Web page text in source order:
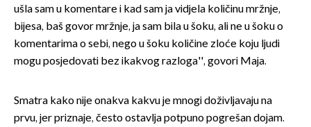
ušla sam u komentare i kad sam ja vidjela količinu mržnje,
bijesa, baš govor mržnje, ja sam bila u šoku, ali ne u šoku o
komentarima o sebi, nego u šoku količine zloće koju ljudi
mogu posjedovati bez ikakvog razloga'', govori Maja.
Smatra kako nije onakva kakvu je mnogi doživljavaju na
prvu, jer priznaje, često ostavlja potpuno pogrešan dojam.